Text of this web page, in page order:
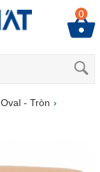
0
- Tròn ›